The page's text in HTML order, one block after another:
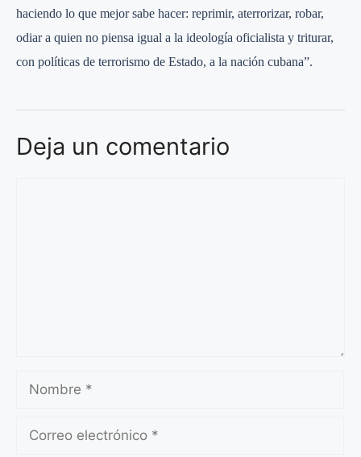
haciendo lo que mejor sabe hacer: reprimir, aterrorizar, robar,
odiar a quien no piensa igual a la ideología oficialista y triturar,
con políticas de terrorismo de Estado, a la nación cubana”.
Deja un comentario
Nombre
Correo